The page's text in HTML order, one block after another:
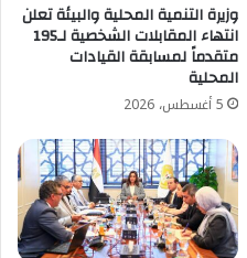
وزيرة التنمية المحلية والبيئة تعلن
انتهاء المقابلات الشخصية لـ195
متقدماً لمسابقة القيادات
المحلية
5 أغسطس، 2026